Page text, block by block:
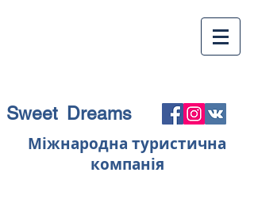
Sweet Dreams
Міжнародна туристична
компанія